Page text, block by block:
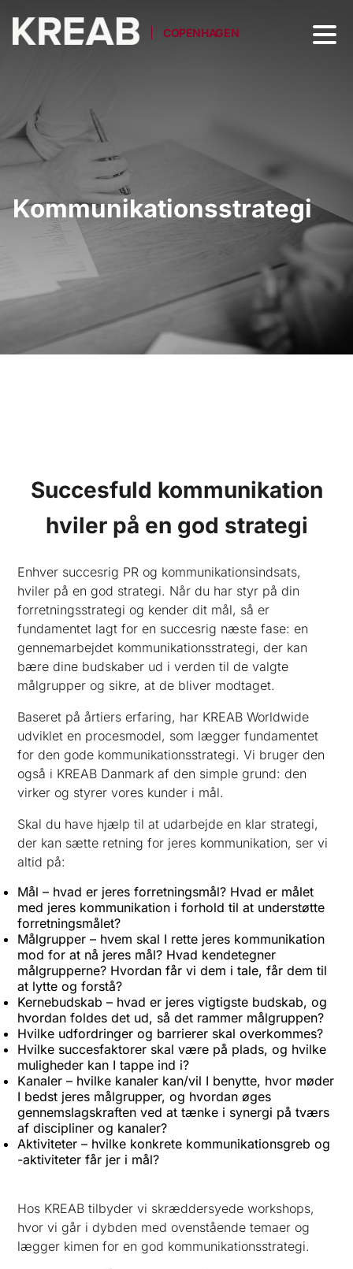
COPENHAGEN
Kommunikationsstrategi
Succesfuld kommunikation
hviler på en god strategi
Enhver succesrig PR og kommunikationsindsats,
hviler på en god strategi. Når du har styr på din
forretningsstrategi og kender dit mål, så er
fundamentet lagt for en succesrig næste fase: en
gennemarbejdet kommunikationsstrategi, der kan
bære dine budskaber ud i verden til de valgte
målgrupper og sikre, at de bliver modtaget.
Baseret på årtiers erfaring, har KREAB Worldwide
udviklet en procesmodel, som lægger fundamentet
for den gode kommunikationsstrategi. Vi bruger den
også i KREAB Danmark af den simple grund: den
virker og styrer vores kunder i mål.
Skal du have hjælp til at udarbejde en klar strategi,
der kan sætte retning for jeres kommunikation, ser vi
altid på:
Mål – hvad er jeres forretningsmål? Hvad er målet
med jeres kommunikation i forhold til at understøtte
forretningsmålet?
Målgrupper – hvem skal I rette jeres kommunikation
mod for at nå jeres mål? Hvad kendetegner
målgrupperne? Hvordan får vi dem i tale, får dem til
at lytte og forstå?
Kernebudskab – hvad er jeres vigtigste budskab, og
hvordan foldes det ud, så det rammer målgruppen?
Hvilke udfordringer og barrierer skal overkommes?
Hvilke succesfaktorer skal være på plads, og hvilke
muligheder kan I tappe ind i?
Kanaler – hvilke kanaler kan/vil I benytte, hvor møder
I bedst jeres målgrupper, og hvordan øges
gennemslagskraften ved at tænke i synergi på tværs
af discipliner og kanaler?
Aktiviteter – hvilke konkrete kommunikationsgreb og
-aktiviteter får jer i mål?
Hos KREAB tilbyder vi skræddersyede workshops,
hvor vi går i dybden med ovenstående temaer og
lægger kimen for en god kommunikationsstrategi.